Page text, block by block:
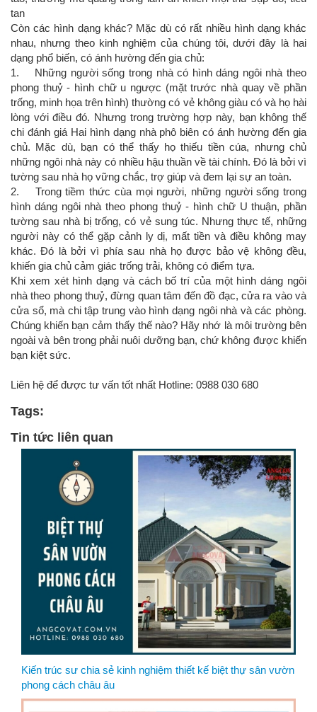
tan
Còn các hình dạng khác? Mặc dù có rất nhiều hình dạng khác
nhau, nhưng theo kinh nghiệm của chúng tôi, dưới đây là hai
dạng phổ biến, có ánh hường đến gia chủ:
1. Những người sống trong nhà có hình dáng ngôi nhà theo
phong thuỷ - hình chữ u ngược (mặt trước nhà quay về phần
trống, minh họa trên hình) thường có vẻ không giàu có và họ hài
lòng với điều đó. Nhưng trong trường hợp này, bạn không thế
chi đánh giá Hai hình dạng nhà phô biên có ánh hường đến gia
chủ. Mặc dù, bạn có thể thấy họ thiếu tiền cúa, nhưng chủ
những ngôi nhà này có nhiều hậu thuần về tài chính. Đó là bởi vì
tường sau nhà họ vững chắc, trợ giúp và đem lại sự an toàn.
2. Trong tiềm thức cùa mọi người, những người sống trong
hình dáng ngôi nhà theo phong thuỷ - hình chữ U thuận, phần
tường sau nhà bị trống, có vẻ sung túc. Nhưng thực tế, những
người này có thể gặp cảnh ly dị, mất tiền và điều không may
khác. Đó là bởi vì phía sau nhà họ được bảo vệ không đều,
khiến gia chủ cảm giác trống trải, không có điểm tựa.
Khi xem xét hình dạng và cách bố trí của một hình dáng ngôi
nhà theo phong thuỷ, đừng quan tâm đến đồ đạc, cửa ra vào và
cửa sổ, mà chi tập trung vào hình dạng ngôi nhà và các phòng.
Chúng khiến bạn cảm thấy thế nào? Hãy nhớ là môi trường bên
ngoài và bên trong phải nuôi dưỡng bạn, chứ không được khiến
bạn kiệt sức.
Liên hệ để được tư vấn tốt nhất Hotline: 0988 030 680
Tags:
Tin tức liên quan
Kiến trúc sư chia sẻ kinh nghiệm thiết kế biệt thự sân vườn
phong cách châu âu